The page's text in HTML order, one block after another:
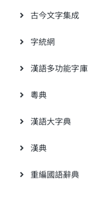
古今文字集成
字統網
漢語多功能字庫
粵典
漢語大字典
漢典
重編國語辭典